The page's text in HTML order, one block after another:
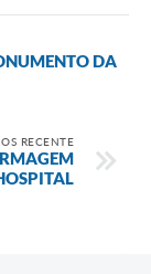
DA
RECENTE